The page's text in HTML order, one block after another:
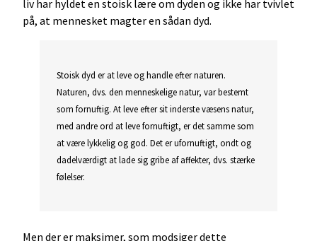
liv har hyldet en stoisk lære om dyden og ikke har tvivlet
på, at mennesket magter en sådan dyd.
Stoisk dyd er at leve og handle efter naturen.
Naturen, dvs. den menneskelige natur, var bestemt
som fornuftig. At leve efter sit inderste væsens natur,
med andre ord at leve fornuftigt, er det samme som
at være lykkelig og god. Det er ufornuftigt, ondt og
dadelværdigt at lade sig gribe af affekter, dvs. stærke
følelser.
Men der er maksimer, som modsiger dette